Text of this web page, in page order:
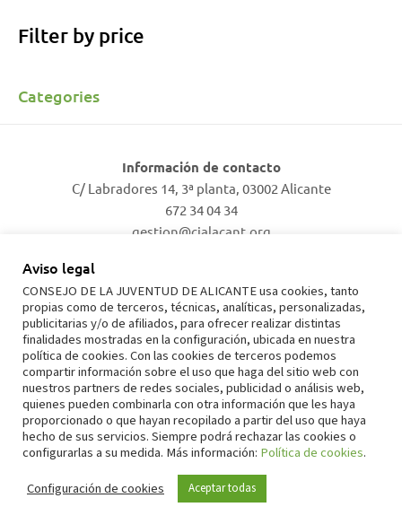
Filter by price
Categories
Información de contacto
C/ Labradores 14, 3ª planta, 03002 Alicante
672 34 04 34
gestion@cjalacant.org
Facebook Twitter Instagram TikTok
Aviso legal
Política de privacidad
Política de cookies
Aviso legal
CONSEJO DE LA JUVENTUD DE ALICANTE usa cookies, tanto
propias como de terceros, técnicas, analíticas, personalizadas,
publicitarias y/o de afiliados, para ofrecer realizar distintas
finalidades mostradas en la configuración, ubicada en nuestra
política de cookies. Con las cookies de terceros podemos
compartir información sobre el uso que haga del sitio web con
nuestros partners de redes sociales, publicidad o análisis web,
quienes pueden combinarla con otra información que les haya
proporcionado o que hayan recopilado a partir del uso que haya
hecho de sus servicios. Siempre podrá rechazar las cookies o
configurarlas a su medida. Más información: Política de cookies.
Configuración de cookies
Aceptar todas